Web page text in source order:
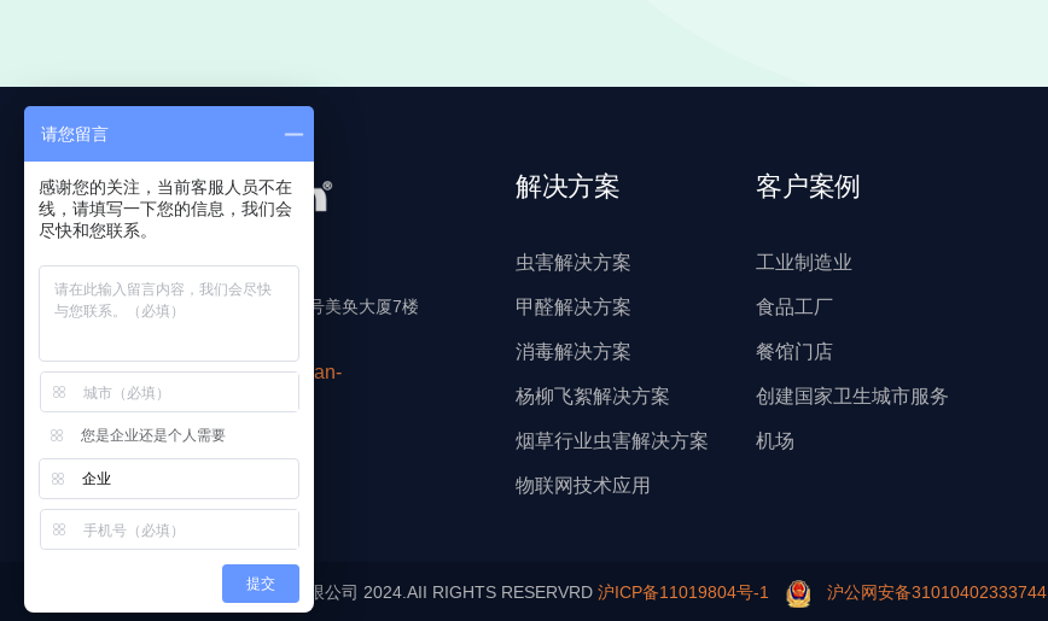
地址:上海市中山南二路107号美奂大厦7楼
Email: guardian@guardian-
hygiene.com
解决方案
虫害解决方案
甲醛解决方案
消毒解决方案
杨柳飞絮解决方案
烟草行业虫害解决方案
物联网技术应用
客户案例
工业制造业
食品工厂
餐馆门店
创建国家卫生城市服务
机场
上海佳得安环境科技发展有限公司 2024.AII RIGHTS RESERVRD 沪ICP备11019804号-1 沪公网安备31010402333744
请您留言
感谢您的关注，当前客服人员不在
线，请填写一下您的信息，我们会
尽快和您联系。
您是企业还是个人需要
企业
提交